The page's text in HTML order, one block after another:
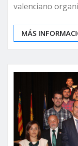
valenciano
MÁS